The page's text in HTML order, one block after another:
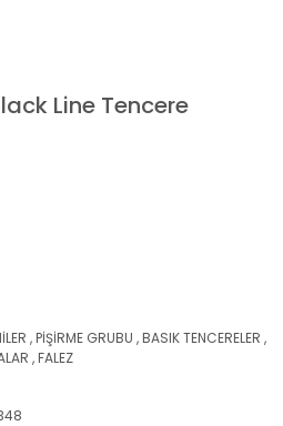
Line Tencere
,PİŞİRME GRUBU ,BASIK TENCERELER ,
,FALEZ